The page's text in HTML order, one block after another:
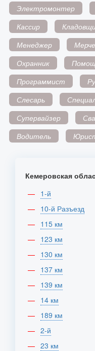
Электромонтер
Кассир
Менеджер
Охранник
Программист
Слесарь
Супервайзер
Водитель
Кемеровская
1-й
10-й Разъезд
115 км
123 км
130 км
137 км
139 км
14 км
189 км
2-й
23 км